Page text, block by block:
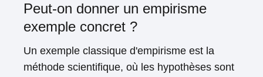
Peut-on donner un empirisme
exemple concret ?
Un exemple classique d'empirisme est la
méthode scientifique, où les hypothèses sont